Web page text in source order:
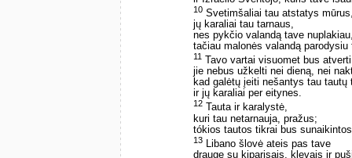
10 Svetimšaliai tau atstatys
jų karaliai tau tarnaus,
nes pykčio valandą tave
tačiau malonės valandą parodysiu
11
Tavo vartai visuomet bus
jie nebus užkelti nei dieną, nei
kad galėtų įeiti nešantys tau tautų
ir jų karaliai per eitynes.
12 Tauta ir karalystė,
kuri tau netarnauja, pražus;
tókios tautos tikrai bus
13 Libano šlovė ateis pas tave
drauge su kiparisais, klevais ir